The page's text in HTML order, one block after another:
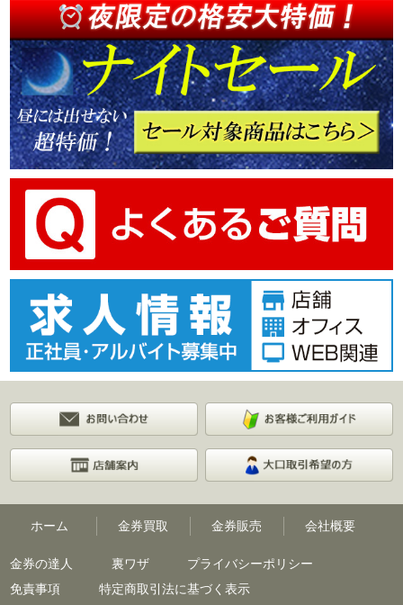
ホーム 金券買取 金券販売 会社概要
金券の達人 裏ワザ
プライバシーポリシー
免責事項
特定商取引法に基づく表示